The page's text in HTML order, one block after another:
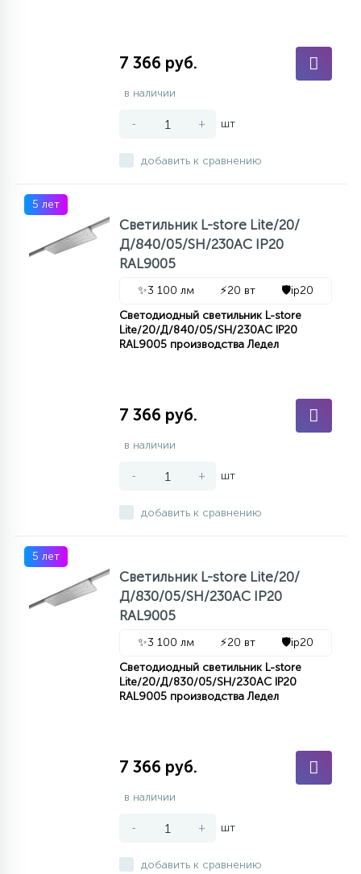
7 366 руб.
в наличии
- + шт
добавить к сравнению
5 лет
Светильник L-store Lite/20/
Д/840/05/SH/230AC IP20
RAL9005
✨3 100 лм ⚡20 вт 🛡️ip20
Светодиодный светильник L-store
Lite/20/Д/840/05/SH/230AC IP20
RAL9005 производства Ледел
7 366 руб.
в наличии
- + шт
добавить к сравнению
5 лет
Светильник L-store Lite/20/
Д/830/05/SH/230AC IP20
RAL9005
✨3 100 лм ⚡20 вт 🛡️ip20
Светодиодный светильник L-store
Lite/20/Д/830/05/SH/230AC IP20
RAL9005 производства Ледел
7 366 руб.
в наличии
- + шт
добавить к сравнению